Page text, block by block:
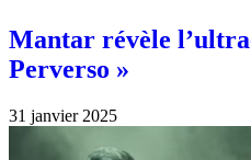
Mantar révèle
Perverso »
31 janvier 2025